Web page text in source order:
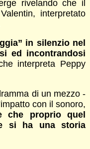
rivelando che il
interpretato
in silenzio nel
ed incontrandosi
interpreta Peppy
di un mezzo -
con il sonoro,
che proprio quel
si ha una storia